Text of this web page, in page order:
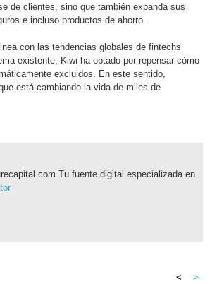
de clientes, sino que también expanda sus
e incluso productos de ahorro.
con las tendencias globales de fintechs
existente, Kiwi ha optado por repensar cómo
excluidos. En este sentido,
está cambiando la vida de miles de
Tu fuente digital especializada en
< >